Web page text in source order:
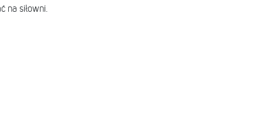
na siłowni.